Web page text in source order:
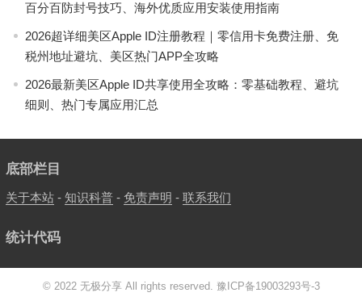
百分百防封号技巧、海外优质应用安装使用指南
2026超详细美区Apple ID注册教程｜零信用卡免费注册、免
税州地址避坑、美区热门APP全攻略
2026最新美区Apple ID共享使用全攻略：零基础教程、避坑
细则、热门专属应用汇总
底部栏目
关于本站- 知识科普- 免责声明 - 联系我们
统计代码
© 2022 无极分享 All rights reserved. 豫ICP备19003293号-3